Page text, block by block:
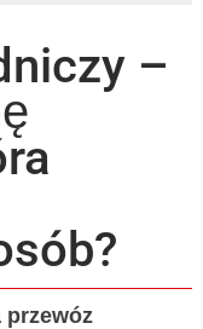
–
przewóz